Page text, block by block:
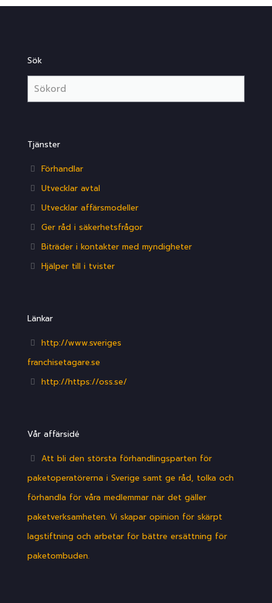
Sök
Tjänster
Förhandlar
Utvecklar avtal
Utvecklar affärsmodeller
Ger råd i säkerhetsfrågor
Biträder i kontakter med myndigheter
Hjälper till i tvister
Länkar
http://www.sveriges
franchisetagare.se
http://https://oss.se/
Vår affärsidé
Att bli den största förhandlingsparten för
paketoperatörerna i Sverige samt ge råd, tolka och
förhandla för våra medlemmar när det gäller
paketverksamheten. Vi skapar opinion för skärpt
lagstiftning och arbetar för bättre ersättning för
paketombuden.